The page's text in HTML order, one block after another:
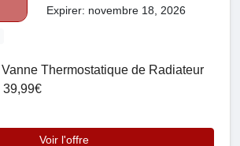
Expirer: novembre 18, 2026
Thermostatique de Radiateur
39,99€
Voir l'offre